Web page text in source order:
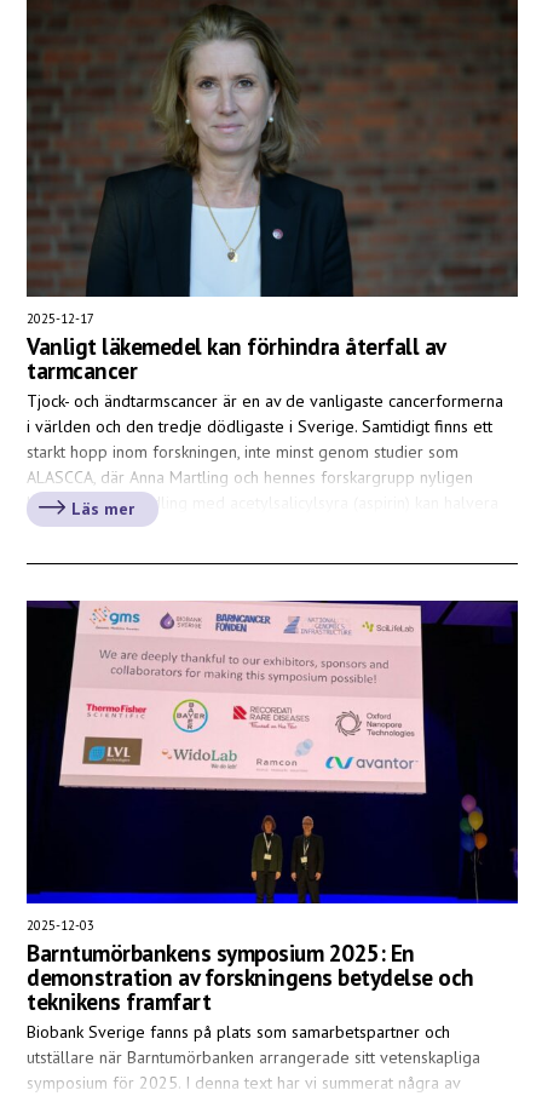
2025-12-17
Vanligt läkemedel kan förhindra återfall av
tarmcancer
Tjock- och ändtarmscancer är en av de vanligaste cancerformerna
i världen och den tredje dödligaste i Sverige. Samtidigt finns ett
starkt hopp inom forskningen, inte minst genom studier som
ALASCCA, där Anna Martling och hennes forskargrupp nyligen
bevisat att behandling med acetylsalicylsyra (aspirin) kan halvera
risken för återfall av tarmcancer. Anna Martling är professor i […]
Läs mer
2025-12-03
Barntumörbankens symposium 2025: En
demonstration av forskningens betydelse och
teknikens framfart
Biobank Sverige fanns på plats som samarbetspartner och
utställare när Barntumörbanken arrangerade sitt vetenskapliga
symposium för 2025. I denna text har vi summerat några av